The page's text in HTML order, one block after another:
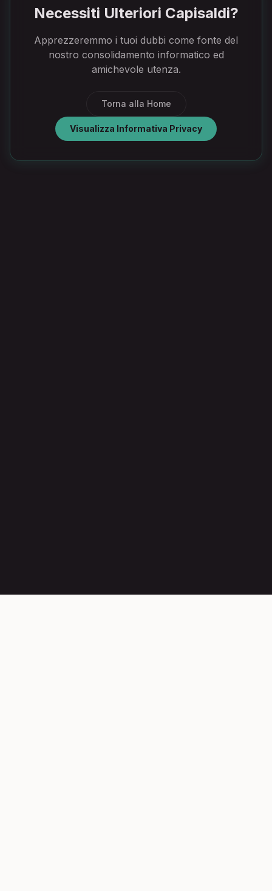
Necessiti Ulteriori Capisaldi?
Apprezzeremmo i tuoi dubbi come fonte del
nostro consolidamento informatico ed
amichevole utenza.
Torna alla Home
Visualizza Informativa Privacy